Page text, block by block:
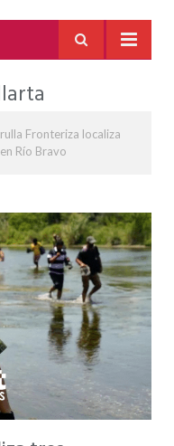
Fronteriza localiza
Río Bravo